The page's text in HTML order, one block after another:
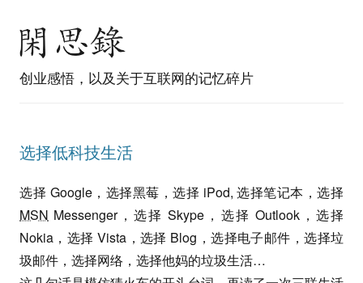
创业感悟，以及关于互联网的记忆碎片
选择低科技生活
选择 Google，选择黑莓，选择 iPod, 选择笔记本，选择
MSN Messenger，选择 Skype，选择 Outlook，选择
Nokia，选择 Vista，选择 Blog，选择电子邮件，选择垃
圾邮件，选择网络，选择他妈的垃圾生活…